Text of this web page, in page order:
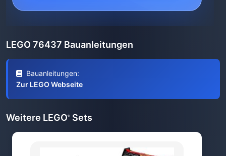
LEGO 76437 Bauanleitungen
Bauanleitungen:
Zur LEGO Webseite
Weitere LEGO® Sets